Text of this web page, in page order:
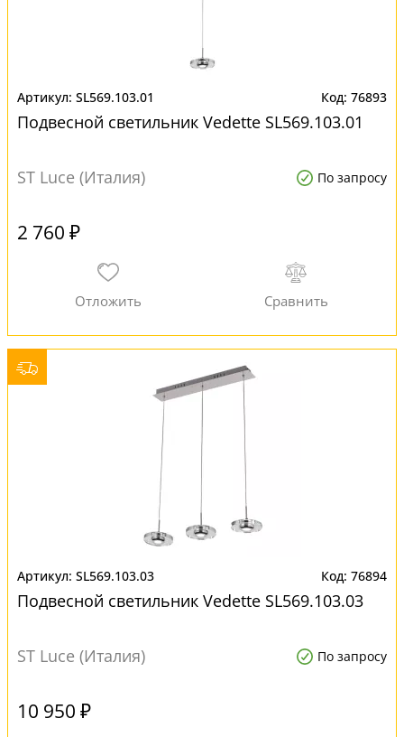
SL569.103.01 76893
Подвесной светильник Vedette SL569.103.01
ST Luce (Италия) По запросу
2 760 ₽
SL569.103.03 76894
Подвесной светильник Vedette SL569.103.03
ST Luce (Италия) По запросу
10 950 ₽